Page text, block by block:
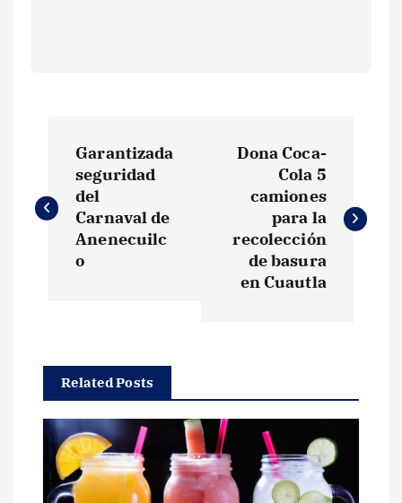
v
a
c
ó
Garantizada
seguridad
del
Carnaval de
Anenecuilc
o
Dona Coca-
Cola 5
camiones
para la
recolección
de basura
en Cuautla
Related Posts